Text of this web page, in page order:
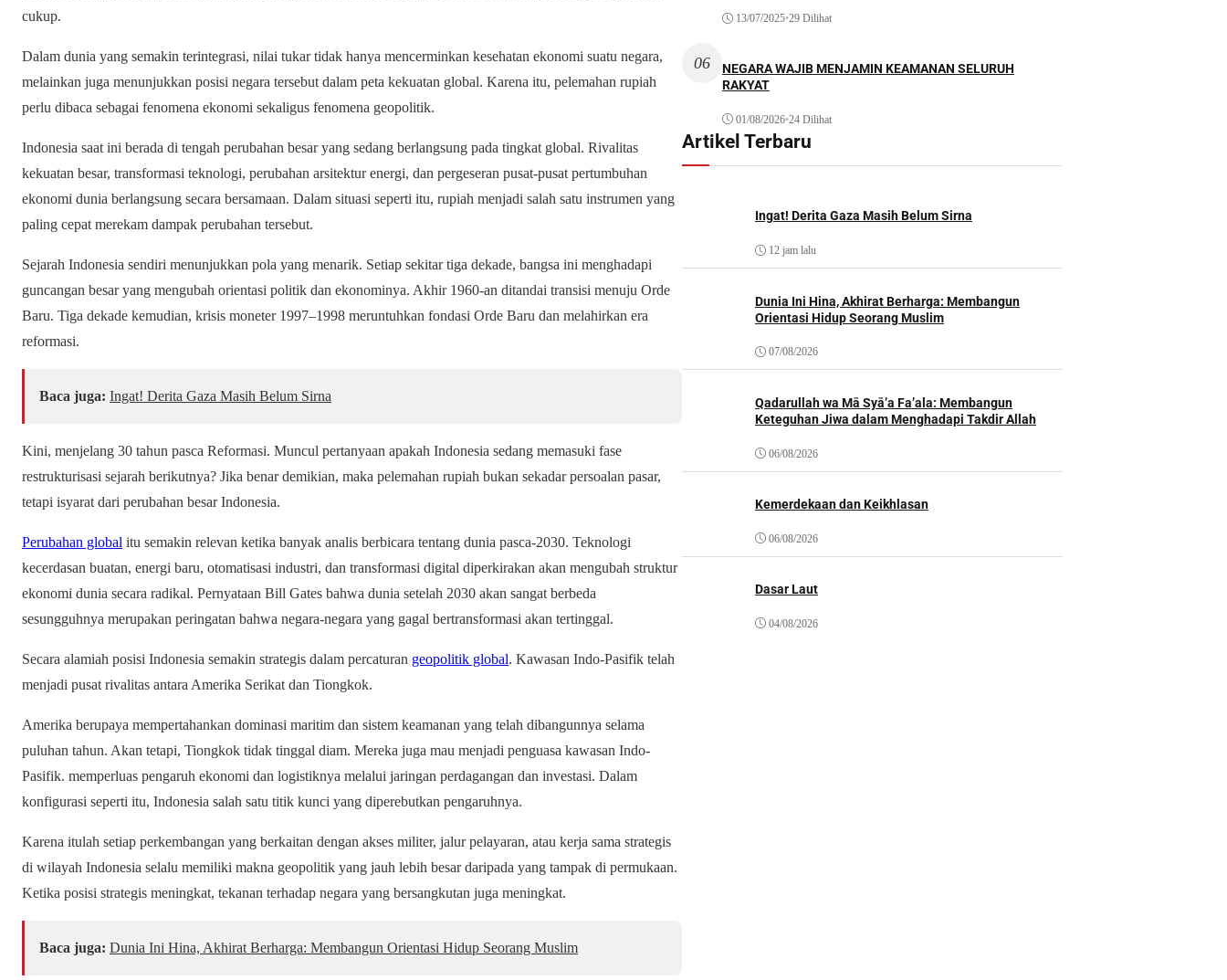
cukup.
Dalam dunia yang semakin terintegrasi, nilai tukar tidak hanya mencerminkan kesehatan ekonomi suatu negara,
melainkan juga menunjukkan posisi negara tersebut dalam peta kekuatan global. Karena itu, pelemahan rupiah
perlu dibaca sebagai fenomena ekonomi sekaligus fenomena geopolitik.
Indonesia saat ini berada di tengah perubahan besar yang sedang berlangsung pada tingkat global. Rivalitas
kekuatan besar, transformasi teknologi, perubahan arsitektur energi, dan pergeseran pusat-pusat pertumbuhan
ekonomi dunia berlangsung secara bersamaan. Dalam situasi seperti itu, rupiah menjadi salah satu instrumen yang
paling cepat merekam dampak perubahan tersebut.
Sejarah Indonesia sendiri menunjukkan pola yang menarik. Setiap sekitar tiga dekade, bangsa ini menghadapi
guncangan besar yang mengubah orientasi politik dan ekonominya. Akhir 1960-an ditandai transisi menuju Orde
Baru. Tiga dekade kemudian, krisis moneter 1997–1998 meruntuhkan fondasi Orde Baru dan melahirkan era
reformasi.
Baca juga: Ingat! Derita Gaza Masih Belum Sirna
Kini, menjelang 30 tahun pasca Reformasi. Muncul pertanyaan apakah Indonesia sedang memasuki fase
restrukturisasi sejarah berikutnya? Jika benar demikian, maka pelemahan rupiah bukan sekadar persoalan pasar,
tetapi isyarat dari perubahan besar Indonesia.
Perubahan global itu semakin relevan ketika banyak analis berbicara tentang dunia pasca-2030. Teknologi
kecerdasan buatan, energi baru, otomatisasi industri, dan transformasi digital diperkirakan akan mengubah struktur
ekonomi dunia secara radikal. Pernyataan Bill Gates bahwa dunia setelah 2030 akan sangat berbeda
sesungguhnya merupakan peringatan bahwa negara-negara yang gagal bertransformasi akan tertinggal.
Secara alamiah posisi Indonesia semakin strategis dalam percaturan geopolitik global. Kawasan Indo-Pasifik telah
menjadi pusat rivalitas antara Amerika Serikat dan Tiongkok.
Amerika berupaya mempertahankan dominasi maritim dan sistem keamanan yang telah dibangunnya selama
puluhan tahun. Akan tetapi, Tiongkok tidak tinggal diam. Mereka juga mau menjadi penguasa kawasan Indo-
Pasifik. memperluas pengaruh ekonomi dan logistiknya melalui jaringan perdagangan dan investasi. Dalam
konfigurasi seperti itu, Indonesia salah satu titik kunci yang diperebutkan pengaruhnya.
Karena itulah setiap perkembangan yang berkaitan dengan akses militer, jalur pelayaran, atau kerja sama strategis
di wilayah Indonesia selalu memiliki makna geopolitik yang jauh lebih besar daripada yang tampak di permukaan.
Ketika posisi strategis meningkat, tekanan terhadap negara yang bersangkutan juga meningkat.
Baca juga: Dunia Ini Hina, Akhirat Berharga: Membangun Orientasi Hidup Seorang Muslim
13/07/2025•29 Dilihat
06
NEGARA WAJIB MENJAMIN KEAMANAN SELURUH
RAKYAT
01/08/2026•24 Dilihat
Artikel Terbaru
Ingat! Derita Gaza Masih Belum Sirna
12 jam lalu
Dunia Ini Hina, Akhirat Berharga: Membangun
Orientasi Hidup Seorang Muslim
07/08/2026
Qadarullah wa Mā Syā’a Fa’ala: Membangun
Keteguhan Jiwa dalam Menghadapi Takdir Allah
06/08/2026
Kemerdekaan dan Keikhlasan
06/08/2026
Dasar Laut
04/08/2026